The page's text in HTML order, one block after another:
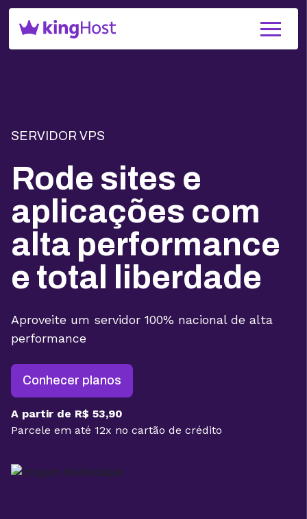
SERVIDOR VPS
Rode sites e
aplicações com
alta performance
e total liberdade
Aproveite um servidor 100% nacional de alta
performance
Conhecer planos
A partir de R$ 53,90
Parcele em até 12x no cartão de crédito